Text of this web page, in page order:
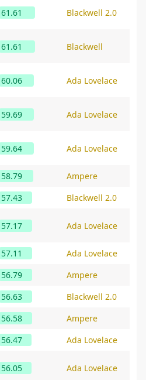
61.61 Blackwell 2.0
61.61 Blackwell
60.06 Ada Lovelace
59.69 Ada Lovelace
59.64 Ada Lovelace
58.79
Ampere
57.43
Blackwell 2.0
57.17 Ada Lovelace
57.11
Ada Lovelace
56.79
Ampere
56.63
Blackwell 2.0
56.58
Ampere
56.47
Ada Lovelace
56.05 Ada Lovelace